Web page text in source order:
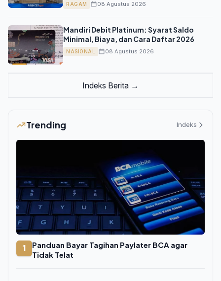
RAGAM 08 Agustus 2026
Mandiri Debit Platinum: Syarat Saldo
Minimal, Biaya, dan Cara Daftar 2026
NASIONAL 08 Agustus 2026
Indeks Berita →
Trending Indeks
1
Panduan Bayar Tagihan Paylater BCA agar
Tidak Telat